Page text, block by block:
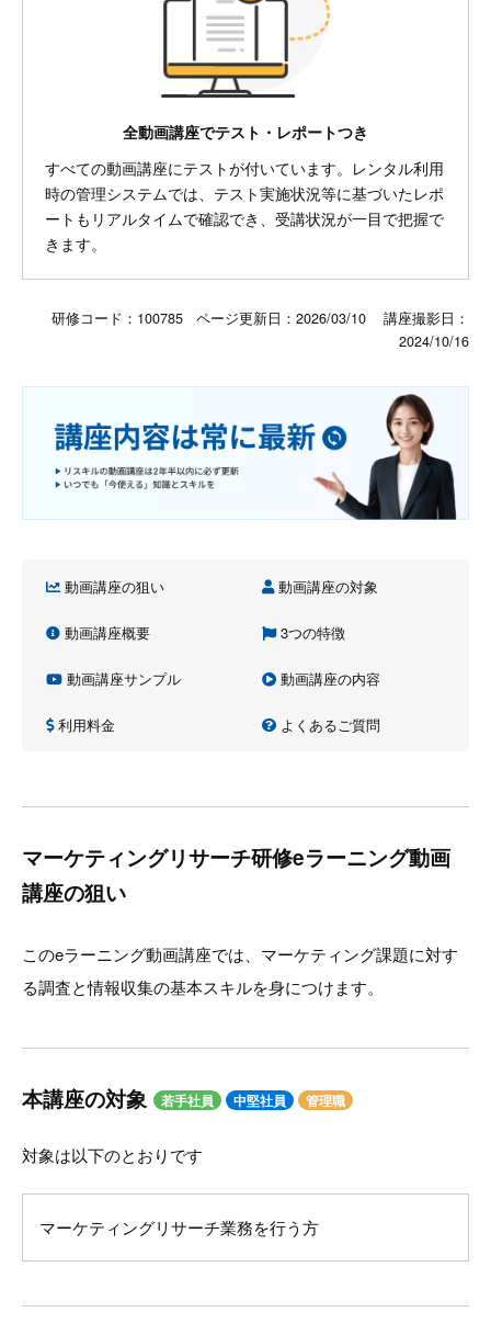
全動画講座でテスト・レポートつき
すべての動画講座にテストが付いています。レンタル利用
時の管理システムでは、テスト実施状況等に基づいたレポ
ートもリアルタイムで確認でき、受講状況が一目で把握で
きます。
研修コード：100785 ページ更新日： 2026/03/10
講座撮影日：
2024/10/16
動画講座の狙い 動画講座の対象
動画講座概要 3つの特徴
動画講座サンプル 動画講座の内容
利用料金 よくあるご質問
マーケティングリサーチ研修eラーニング動画
講座の狙い
このeラーニング動画講座では、マーケティング課題に対す
る調査と情報収集の基本スキルを身につけます。
本講座の対象 若手社員 中堅社員 管理職
対象は以下のとおりです
マーケティングリサーチ業務を行う方